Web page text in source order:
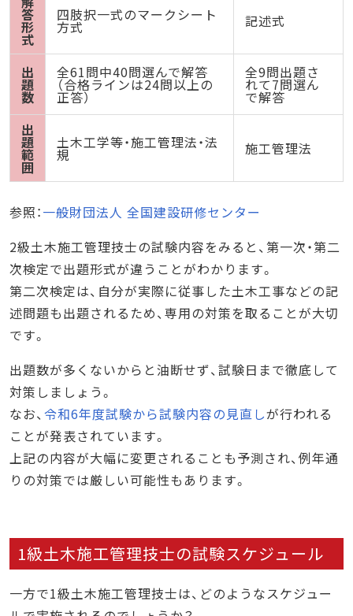
答
形
式
四肢択一式のマークシート
方式 記述式
出
題
数
全61問中40問選んで解答
（合格ラインは24問以上の
正答）
全9問出題さ
れて7問選ん
で解答
出
題
範
囲
土木工学等・施工管理法・法
規 施工管理法
参照：一般財団法人 全国建設研修センター
2級土木施工管理技士の試験内容をみると、第一次・第二
次検定で出題形式が違うことがわかります。
第二次検定は、自分が実際に従事した土木工事などの記
述問題も出題されるため、専用の対策を取ることが大切
です。
出題数が多くないからと油断せず、試験日まで徹底して
対策しましょう。
なお、令和6年度試験から試験内容の見直しが行われる
ことが発表されています。
上記の内容が大幅に変更されることも予測され、例年通
りの対策では厳しい可能性もあります。
1級土木施工管理技士の試験スケジュール
一方で1級土木施工管理技士は、どのようなスケジュー